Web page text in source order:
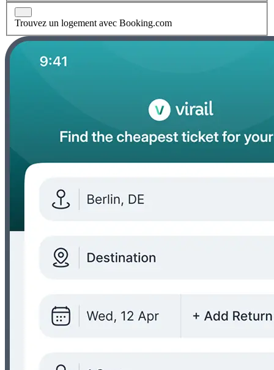
Trouvez un logement avec Booking.com